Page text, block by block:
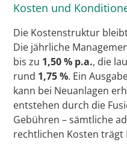
Kosten und
Die Kostenstruktur
Die jährliche
bis zu 1,50 % p.a., die
rund 1,75 %. Ein
kann bei Neuanlagen
entstehen durch die
Gebühren – sämtliche
rechtlichen Kosten trägt